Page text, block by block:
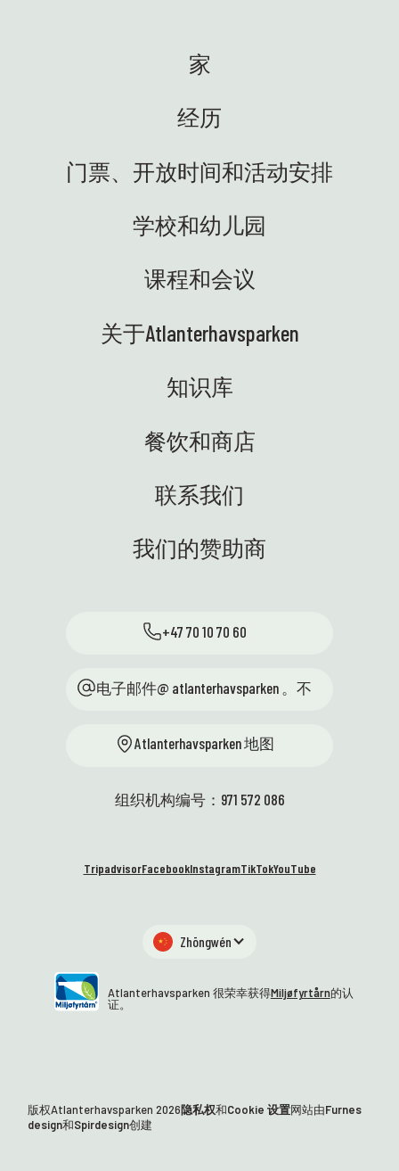
家
经历
门票、开放时间和活动安排
学校和幼儿园
课程和会议
关于Atlanterhavsparken
知识库
餐饮和商店
联系我们
我们的赞助商
+47 70 10 70 60
电子邮件@ atlanterhavsparken 。不
Atlanterhavsparken 地图
组织机构编号：971 572 086
TripadvisorFacebookInstagramTikTokYouTube
Zhōngwén
Atlanterhavsparken 很荣幸获得Miljøfyrtårn的认
证。
版权Atlanterhavsparken2026隐私权和Cookie 设置网站由Furnes
design和Spirdesign创建